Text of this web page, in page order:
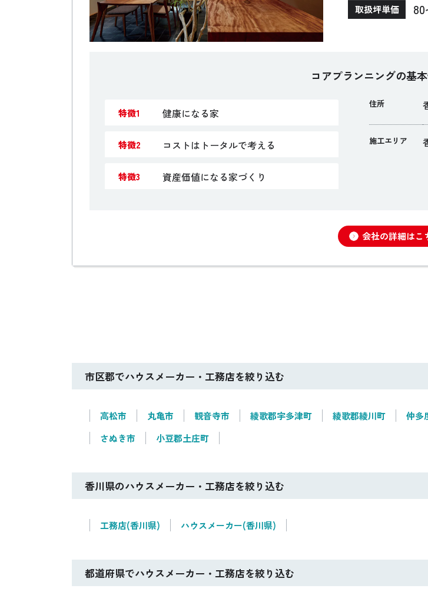
取扱坪単価
コアプランニングの基
特徴1 健康になる家
特徴2 コストはトータルで考える
特徴3 資産価値になる家づくり
住所
施工エリア
会社の詳細はこ
市区郡でハウスメーカー・工務店を絞り込む
高松市 丸亀市 観音寺市 綾歌郡宇多津町 綾歌郡綾川町 仲多
さぬき市
小豆郡土庄町
香川県のハウスメーカー・工務店を絞り込む
工務店(香川県) ハウスメーカー(香川県)
都道府県でハウスメーカー・工務店を絞り込む